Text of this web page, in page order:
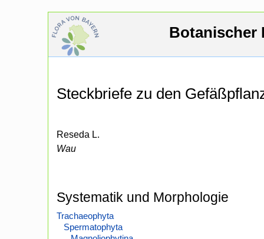
Botanischer
Steckbriefe zu den
Reseda L.
Wau
Systematik und Morphologie
Trachaeophyta
Spermatophyta